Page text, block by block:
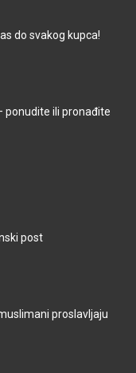
do svakog kupca!
ponudite ili pronađite
post
proslavljaju